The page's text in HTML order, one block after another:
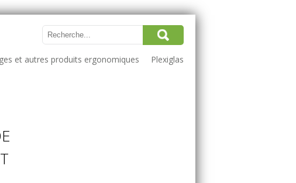
et autres produits ergonomiques Plexiglas